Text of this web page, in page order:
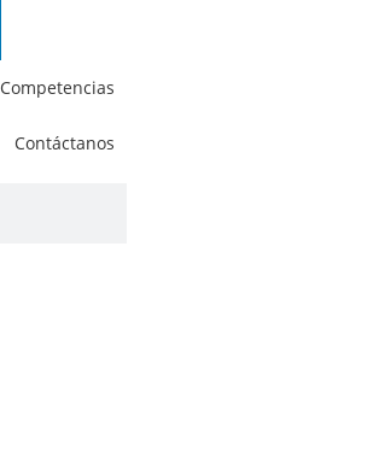
Competencias
Contáctanos